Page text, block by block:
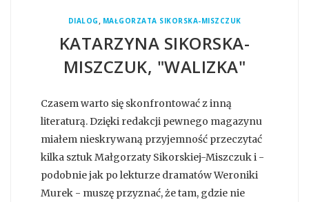
DIALOG , MAŁGORZATA SIKORSKA-MISZCZUK
KATARZYNA SIKORSKA-
MISZCZUK, "WALIZKA"
Czasem warto się skonfrontować z inną
literaturą. Dzięki redakcji pewnego magazynu
miałem nieskrywaną przyjemność przeczytać
kilka sztuk Małgorzaty Sikorskiej-Miszczuk i -
podobnie jak po lekturze dramatów Weroniki
Murek - muszę przyznać, że tam, gdzie nie